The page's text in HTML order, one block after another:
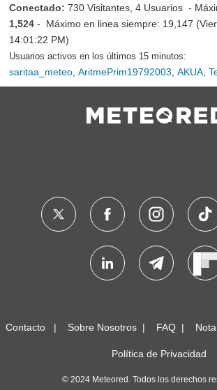
Conectado: 730 Visitantes, 4 Usuarios -
1,524 - Máximo en linea siempre: 19,147
14:01:22 PM)
Usuarios activos en los últimos 15 minutos:
saritaa_meteo AritmePrim19792003 AKUA
Contacto Sobre Nosotros FAQ
Política de Privacidad
© 2024 Meteored. Todos los derechos